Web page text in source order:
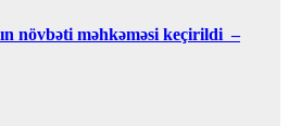
növbəti məhkəməsi keçirildi –